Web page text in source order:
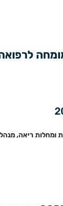
ומחלות ריאה,